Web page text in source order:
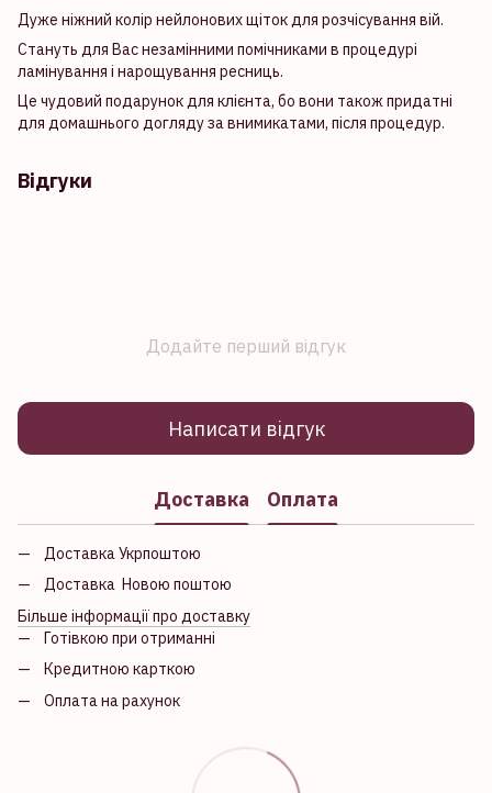
Дуже ніжний колір нейлонових щіток для розчісування вій.
Стануть для Вас незамінними помічниками в процедурі
ламінування і нарощування ресниць.
Це чудовий подарунок для клієнта, бо вони також придатні
для домашнього догляду за внимикатами, після процедур.
Відгуки
Додайте перший відгук
Написати відгук
Доставка Оплата
Доставка Укрпоштою
Доставка Новою поштою
Більше інформації про доставку
Готівкою при отриманні
Кредитною карткою
Оплата на рахунок